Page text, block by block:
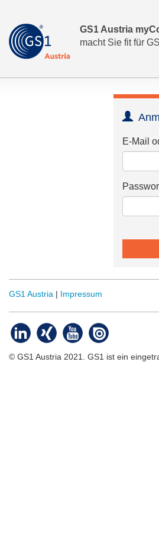
GS1 Austria
macht Sie fit für
E-Mail
GS1 Austria Impressum
© GS1 Austria 2021. GS1 ist ein